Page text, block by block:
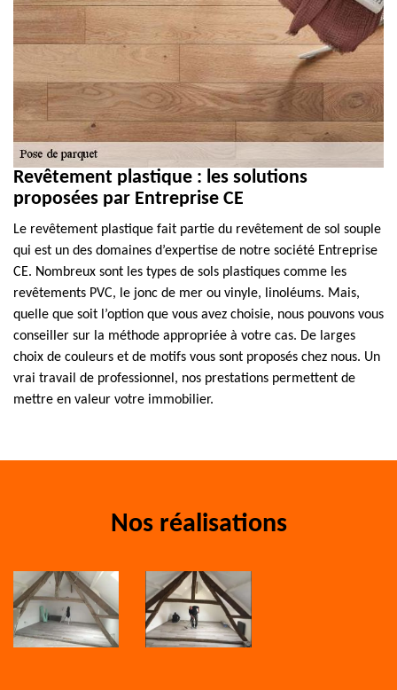
Revêtement plastique : les solutions
proposées par Entreprise CE
Le revêtement plastique fait partie du revêtement de sol souple
qui est un des domaines d’expertise de notre société Entreprise
CE. Nombreux sont les types de sols plastiques comme les
revêtements PVC, le jonc de mer ou vinyle, linoléums. Mais,
quelle que soit l’option que vous avez choisie, nous pouvons vous
conseiller sur la méthode appropriée à votre cas. De larges
choix de couleurs et de motifs vous sont proposés chez nous. Un
vrai travail de professionnel, nos prestations permettent de
mettre en valeur votre immobilier.
Nos réalisations